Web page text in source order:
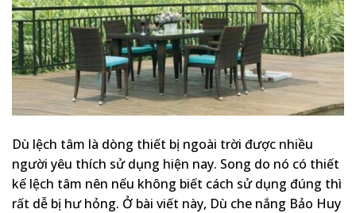
Dù lệch tâm là dòng thiết bị ngoài trời được nhiều
người yêu thích sử dụng hiện nay. Song do nó có thiết
kế lệch tâm nên nếu không biết cách sử dụng đúng thì
rất dễ bị hư hỏng. Ở bài viết này, Dù che nắng Bảo Huy